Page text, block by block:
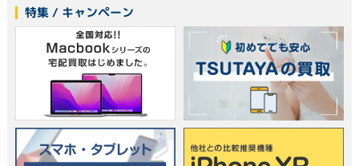
特集 / キャンペーン